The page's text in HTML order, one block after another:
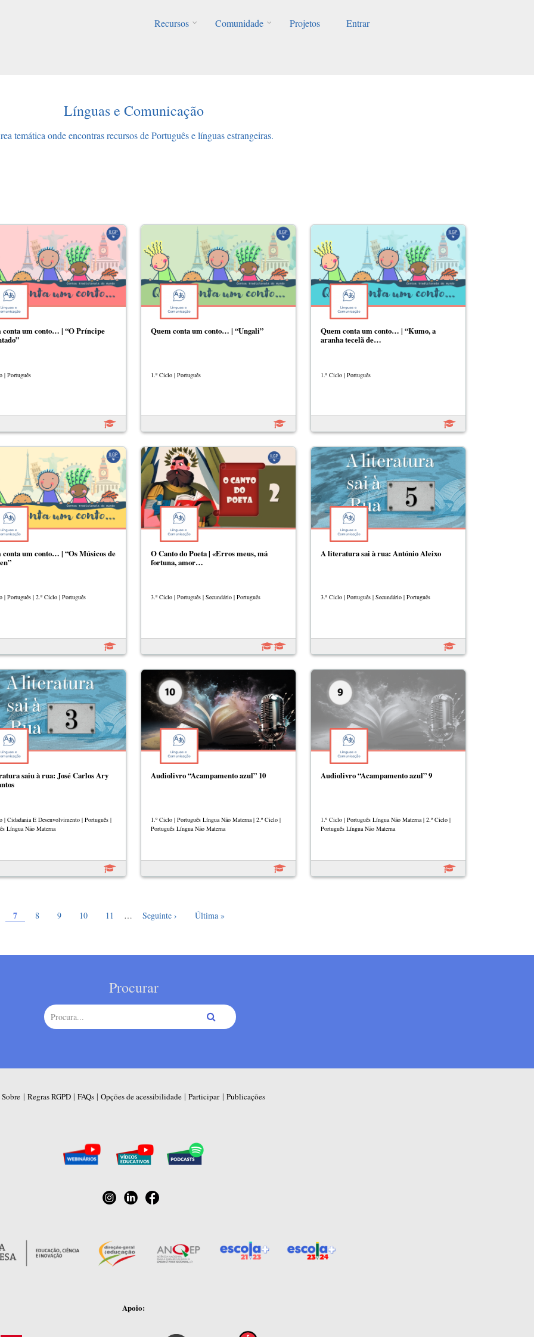
Recursos
Comunidade Projetos Entrar
Línguas e Comunicação
temática onde encontras recursos de Português e línguas estrangeiras.
conta um conto… | “O Príncipe
| Português
Quem conta um conto… | “Ungali”
1.º Ciclo | Português
Quem conta um conto… | “Kumo, a
aranha tecelã de…
1.º Ciclo | Português
conta um conto… | “Os Músicos de
| Português | 2.º Ciclo | Português
O Canto do Poeta | «Erros meus, má
fortuna, amor…
3.º Ciclo | Português | Secundário | Português
A literatura sai à rua: António Aleixo
3.º Ciclo | Português | Secundário | Português
saiu à rua: José Carlos Ary
| Cidadania E Desenvolvimento | Português |
Língua Não Materna
Audiolivro “Acampamento azul” 10
1.º Ciclo | Português Língua Não Materna | 2.º Ciclo |
Português Língua Não Materna
Audiolivro “Acampamento azul” 9
1.º Ciclo | Português Língua Não Materna | 2.º Ciclo |
Português Língua Não Materna
7 Page
8 Page
9 Page
10 Page
11 … Próxima página
Seguinte › Última página
Última »
Procurar
Sobre | Regras RGPD | FAQs | Opções de acessibilidade | Participar| Publicações
Apoio: